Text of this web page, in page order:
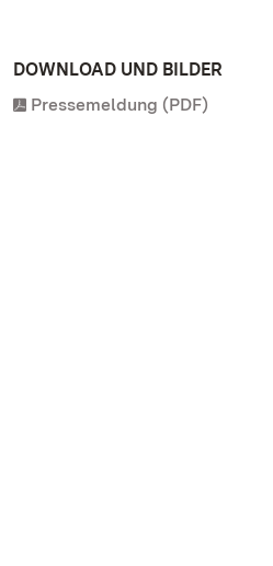
DOWNLOAD UND BILDER
Pressemeldung (PDF)